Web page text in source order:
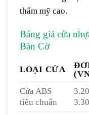
thẩm mỹ cao.
Bảng giá cửa
Bàn Cờ
LOẠI CỬA
Cửa ABS
tiêu chuẩn